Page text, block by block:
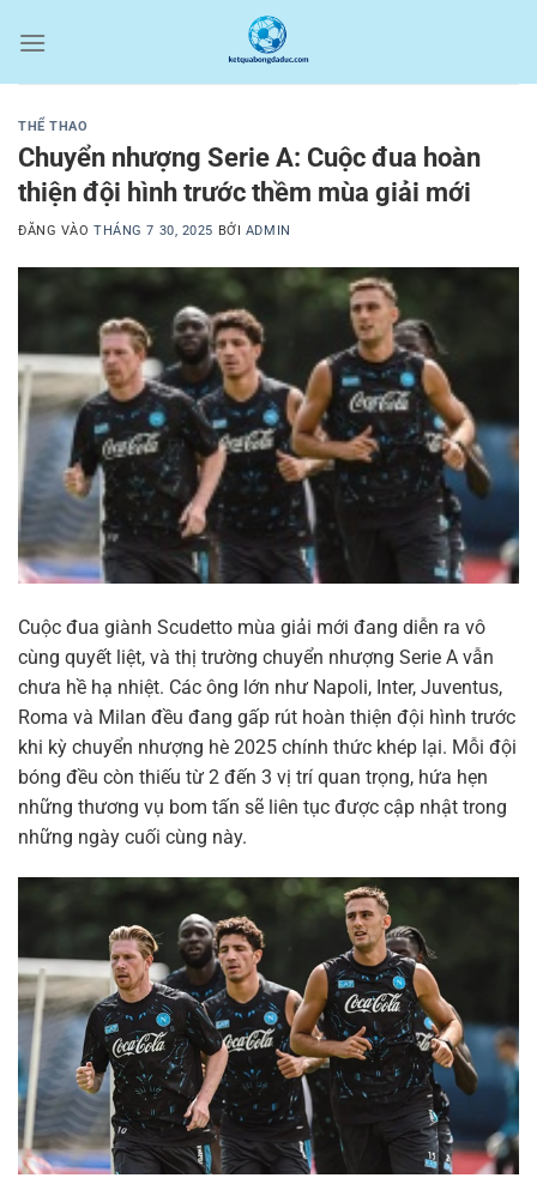
qua
THỂ THAO
Chuyển nhượng Serie A: Cuộc đua hoàn
thiện đội hình trước thềm mùa giải mới
ĐĂNG VÀOTHÁNG 7 30, 2025 BỞI ADMIN
Cuộc đua giành Scudetto mùa giải mới đang diễn ra vô
cùng quyết liệt, và thị trường chuyển nhượng Serie A vẫn
chưa hề hạ nhiệt. Các ông lớn như Napoli, Inter, Juventus,
Roma và Milan đều đang gấp rút hoàn thiện đội hình trước
khi kỳ chuyển nhượng hè 2025 chính thức khép lại. Mỗi đội
bóng đều còn thiếu từ 2 đến 3 vị trí quan trọng, hứa hẹn
những thương vụ bom tấn sẽ liên tục được cập nhật trong
những ngày cuối cùng này.